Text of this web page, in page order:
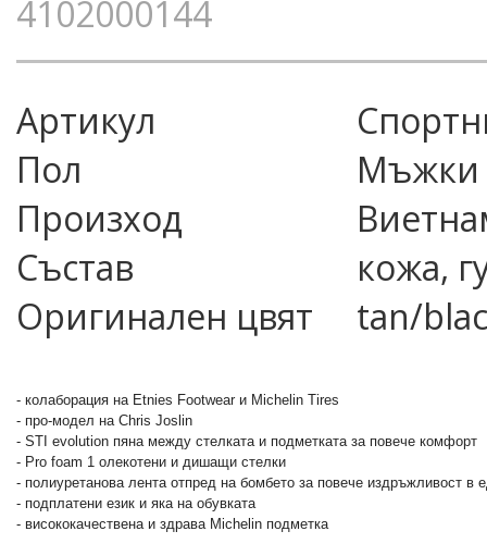
4102000144
Артикул
Пол
Мъжки
Произход
Състав
кожа,
Оригинален цвят
tan/
- колаборация на Etnies Footwear и Michelin Tires
- про-модел на Chris Joslin
- STI evolution пяна между стелката и подметката за повече комфорт
- Pro foam 1 олекотени и дишащи стелки
- полиуретанова лента отпред на бомбето за повече издръжливост в
- подплатени език и яка на обувката
- висококачествена и здрава Michelin подметка